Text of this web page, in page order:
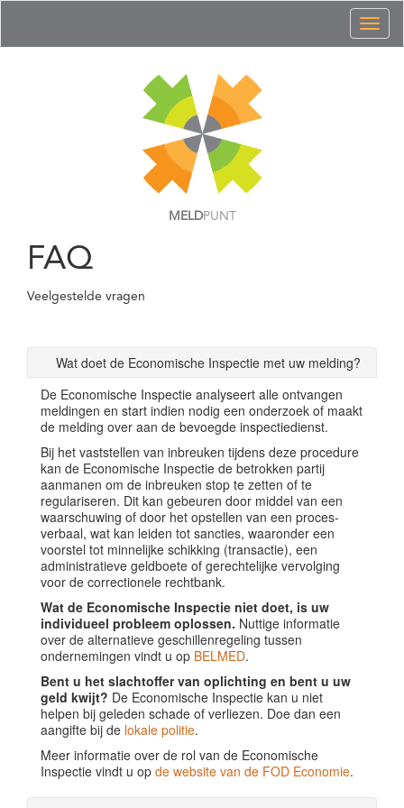
MELDPUNT
FAQ
Veelgestelde vragen
Wat doet de Economische Inspectie met uw melding?
De Economische Inspectie analyseert alle ontvangen
meldingen en start indien nodig een onderzoek of maakt
de melding over aan de bevoegde inspectiedienst.
Bij het vaststellen van inbreuken tijdens deze procedure
kan de Economische Inspectie de betrokken partij
aanmanen om de inbreuken stop te zetten of te
regulariseren. Dit kan gebeuren door middel van een
waarschuwing of door het opstellen van een proces-
verbaal, wat kan leiden tot sancties, waaronder een
voorstel tot minnelijke schikking (transactie), een
administratieve geldboete of gerechtelijke vervolging
voor de correctionele rechtbank.
Wat de Economische Inspectie niet doet, is uw
individueel probleem oplossen. Nuttige informatie
over de alternatieve geschillenregeling tussen
ondernemingen vindt u op BELMED.
Bent u het slachtoffer van oplichting en bent u uw
geld kwijt? De Economische Inspectie kan u niet
helpen bij geleden schade of verliezen. Doe dan een
aangifte bij de lokale politie.
Meer informatie over de rol van de Economische
Inspectie vindt u op de website van de FOD Economie.